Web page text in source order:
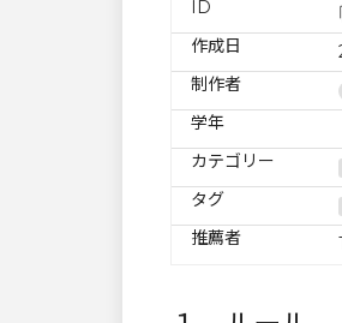
ID
作成日
制作者
学年
カテゴリー
タグ
推薦者